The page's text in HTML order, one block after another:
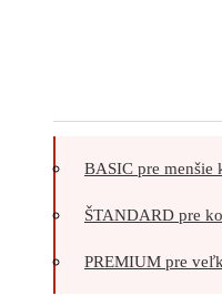
BASIC pre
ŠTANDARD pre
PREMIUM pre